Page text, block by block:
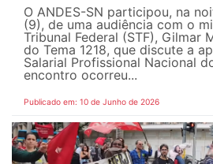
O ANDES-SN participou, na
(9), de uma audiência com o
Tribunal Federal (STF), Gilmar
do Tema 1218, que discute a
Salarial Profissional Nacional
encontro ocorreu...
Publicado em: 10 de Junho de 2026